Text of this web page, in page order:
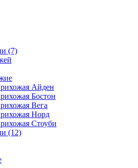
(7)
Айден
Бостон
Вега
Норд
Стоуби
(12)